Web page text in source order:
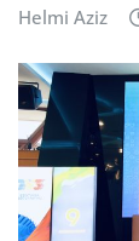
Helmi Aziz